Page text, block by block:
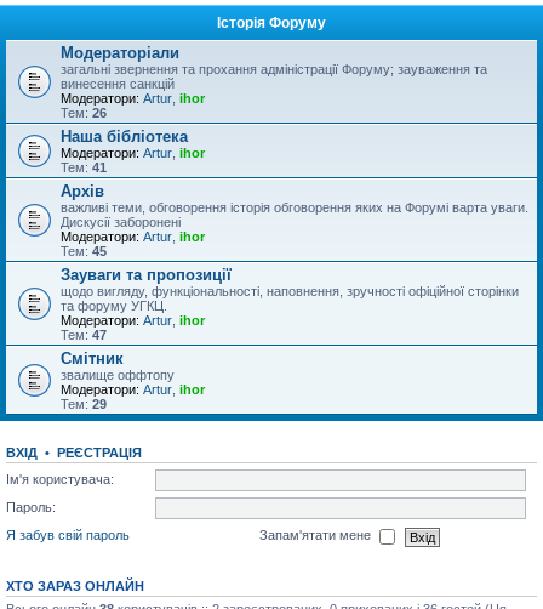
Історія Форуму
Модераторіали
загальні звернення та прохання адміністрації Форуму; зауваження та
винесення санкцій
Модератори: Artur ihor
Тем: 26
Наша бібліотека
Модератори: Artur ihor
Тем: 41
Архів
важливі теми, обговорення історія обговорення яких на Форумі варта уваги.
Дискусії заборонені
Модератори: Artur ihor
Тем: 45
Зауваги та пропозиції
щодо вигляду, функціональності, наповнення, зручності офіційної сторінки
та форуму УГКЦ.
Модератори: Artur ihor
Тем: 47
Смітник
звалище оффтопу
Модератори: Artur ihor
Тем: 29
ВХІД • РЕЄСТРАЦІЯ
Ім'я користувача:
Пароль:
Я забув свій пароль
Запам'ятати мене
ХТО ЗАРАЗ ОНЛАЙН